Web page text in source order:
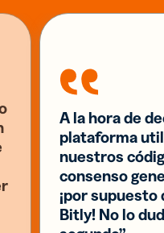
A la hora de
plataforma
nuestros
consenso
¡por supuesto
Bitly! No lo